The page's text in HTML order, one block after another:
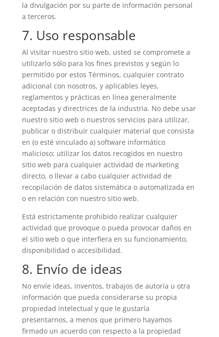
la divulgación por su parte de información personal
a terceros.
7. Uso responsable
Al visitar nuestro sitio web, usted se compromete a
utilizarlo sólo para los fines previstos y según lo
permitido por estos Términos, cualquier contrato
adicional con nosotros, y aplicables leyes,
reglamentos y prácticas en línea generalmente
aceptadas y directrices de la industria. No debe usar
nuestro sitio web o nuestros servicios para utilizar,
publicar o distribuir cualquier material que consista
en (o esté vinculado a) software informático
malicioso; utilizar los datos recogidos en nuestro
sitio web para cualquier actividad de marketing
directo, o llevar a cabo cualquier actividad de
recopilación de datos sistemática o automatizada en
o en relación con nuestro sitio web.
Está estrictamente prohibido realizar cualquier
actividad que provoque o pueda provocar daños en
el sitio web o que interfiera en su funcionamiento,
disponibilidad o accesibilidad.
8. Envío de ideas
No envíe ideas, inventos, trabajos de autoría u otra
información que pueda considerarse su propia
propiedad intelectual y que le gustaría
presentarnos, a menos que primero hayamos
firmado un acuerdo con respecto a la propiedad